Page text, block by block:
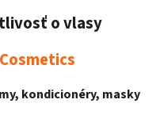
o vlasy
kondicionéry, masky